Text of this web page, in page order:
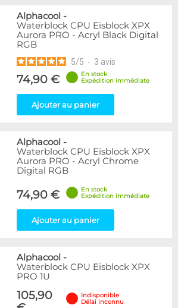
Alphacool -
Waterblock CPU Eisblock XPX
Aurora PRO - Acryl Black Digital
RGB
5/5 - 3 avis
74,90 €
En stock
Expédition immédiate
Ajouter au panier
Alphacool -
Waterblock CPU Eisblock XPX
Aurora PRO - Acryl Chrome
Digital RGB
74,90 €
En stock
Expédition immédiate
Ajouter au panier
Alphacool -
Waterblock CPU Eisblock XPX
PRO 1U
105,90
Indisponible
Délai inconnu